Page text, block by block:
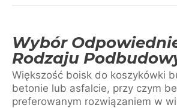
Wybór
Rodzaju
Większość boisk do koszykówki
betonie lub asfalcie, przy czym
preferowanym rozwiązaniem w